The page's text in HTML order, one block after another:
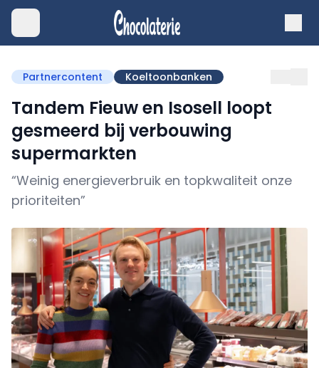
Partnercontent Koeltoonbanken
Tandem Fieuw en Isosell loopt
gesmeerd bij verbouwing
supermarkten
“Weinig energieverbruik en topkwaliteit onze
prioriteiten”